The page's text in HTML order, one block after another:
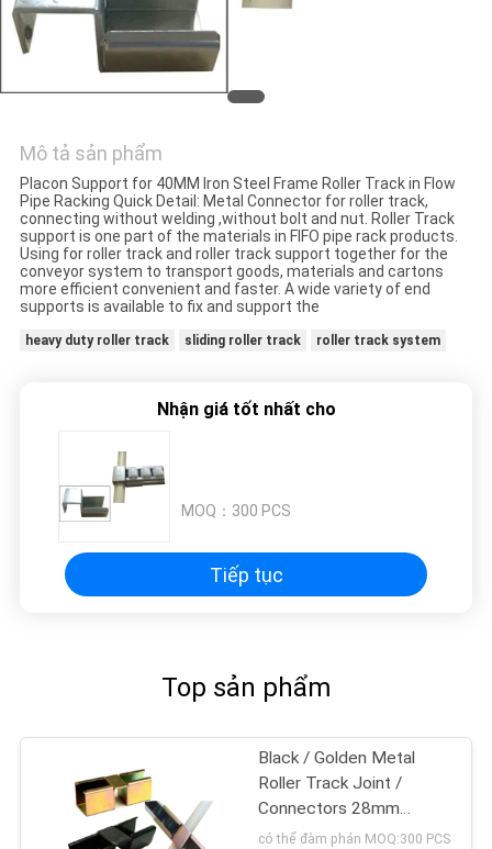
YÊU
CẦU
GIÁ
SƠ
ĐỒ
TRANG
WEB
BẢO
MẬT
Mô tả sản phẩm
Placon Support for 40MM Iron Steel Frame Roller Track in Flow
Pipe Racking Quick Detail: Metal Connector for roller track,
connecting without welding ,without bolt and nut. Roller Track
support is one part of the materials in FIFO pipe rack products.
Using for roller track and roller track support together for the
conveyor system to transport goods, materials and cartons
more efficient convenient and faster. A wide variety of end
supports is available to fix and support the
heavy duty roller track sliding roller track roller track system
Nhận giá tốt nhất cho
MOQ： 300 PCS
Tiếp tục
Top sản phẩm
Black / Golden Metal
Roller Track Joint /
Connectors 28mm
Coated Pipes
có thể đàm phán MOQ:300 PCS